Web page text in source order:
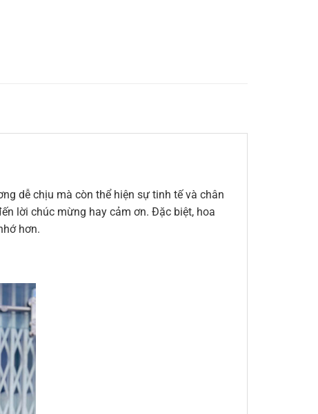
dễ chịu mà còn thể hiện sự tinh tế và chân
lời chúc mừng hay cảm ơn. Đặc biệt, hoa
hơn.